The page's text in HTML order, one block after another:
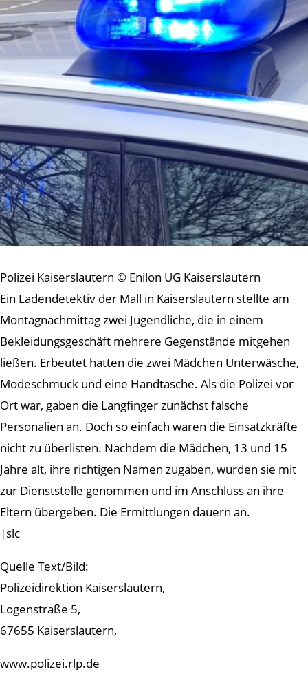
Polizei Kaiserslautern © Enilon UG Kaiserslautern
Ein Ladendetektiv der Mall in Kaiserslautern stellte am
Montagnachmittag zwei Jugendliche, die in einem
Bekleidungsgeschäft mehrere Gegenstände mitgehen
ließen. Erbeutet hatten die zwei Mädchen Unterwäsche,
Modeschmuck und eine Handtasche. Als die Polizei vor
Ort war, gaben die Langfinger zunächst falsche
Personalien an. Doch so einfach waren die Einsatzkräfte
nicht zu überlisten. Nachdem die Mädchen, 13 und 15
Jahre alt, ihre richtigen Namen zugaben, wurden sie mit
zur Dienststelle genommen und im Anschluss an ihre
Eltern übergeben. Die Ermittlungen dauern an.
|slc
Quelle Text/Bild:
Polizeidirektion Kaiserslautern,
Logenstraße 5,
67655 Kaiserslautern,
www.polizei.rlp.de